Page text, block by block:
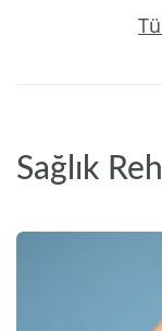
Sağlık